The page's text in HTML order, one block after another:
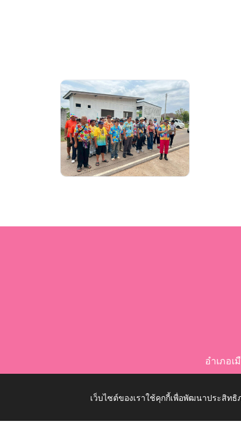
อำเภอ
เว็บไซต์ของเราใช้คุกกี้เพื่อพัฒนาประสิท